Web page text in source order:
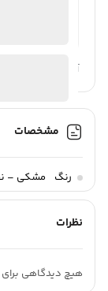
میشود
آیا قیمت مناسب
مشخصات
رنگ مشکی –
نظرات
هیچ دیدگاهی